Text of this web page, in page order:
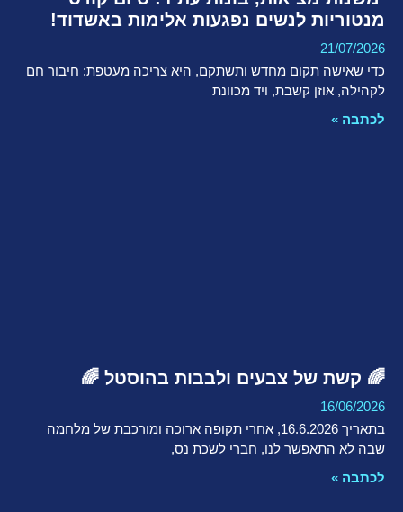
מנטוריות לנשים נפגעות אלימות באשדוד!
21/07/2026
​כדי שאישה תקום מחדש ותשתקם, היא צריכה מעטפת: חיבור חם
לקהילה, אוזן קשבת, ויד מכוונת
לכתבה »
🌈 קשת של צבעים ולבבות בהוסטל 🌈
16/06/2026
בתאריך 16.6.2026, אחרי תקופה ארוכה ומורכבת של מלחמה
שבה לא התאפשר לנו, חברי לשכת נס,
לכתבה »